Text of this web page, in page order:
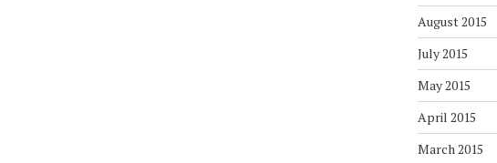
August 2015
July 2015
May 2015
April 2015
March 2015